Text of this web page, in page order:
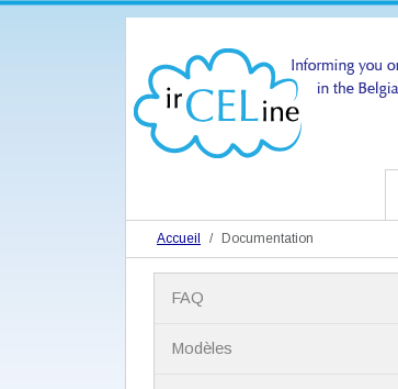
Accueil Documentation
FAQ
Modèles